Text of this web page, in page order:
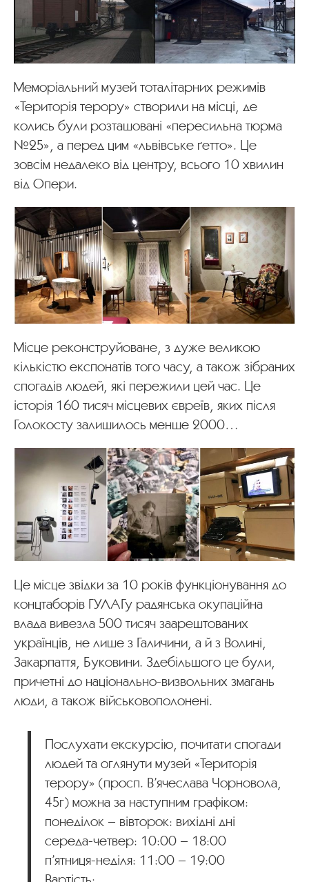
Меморіальний музей тоталітарних режимів
«Територія терору» створили на місці, де
колись були розташовані «пересильна тюрма
№25», а перед цим «львівське ґетто». Це
зовсім недалеко від центру, всього 10 хвилин
від Опери.
Місце реконструйоване, з дуже великою
кількістю експонатів того часу, а також зібраних
спогадів людей, які пережили цей час. Це
історія 160 тисяч місцевих євреїв, яких після
Голокосту залишилось менше 2000…
Це місце звідки за 10 років функціонування до
концтаборів ГУЛАГу радянська окупаційна
влада вивезла 500 тисяч заарештованих
українців, не лише з Галичини, а й з Волині,
Закарпаття, Буковини. Здебільшого це були,
причетні до національно-визвольних змагань
люди, а також військовополонені.
Послухати екскурсію, почитати спогади
людей та оглянути музей «Територія
терору» (просп. В’ячеслава Чорновола,
45г) можна за наступним графіком:
понеділок – вівторок: вихідні дні
середа-четвер: 10:00 – 18:00
п’ятниця-неділя: 11:00 – 19:00